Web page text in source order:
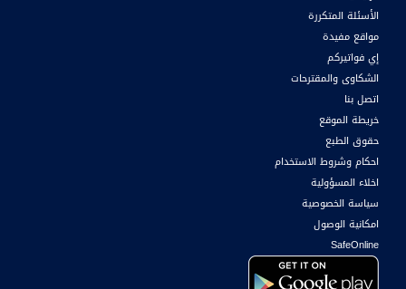
الأسئلة المتكررة
مواقع مفيدة
إي فواتيركم
الشكاوى والمقترحات
اتصل بنا
خريطة الموقع
حقوق الطبع
احكام وشروط الاستخدام
اخلاء المسؤولية
سياسة الخصوصية
امكانية الوصول
SafeOnline